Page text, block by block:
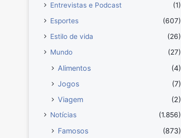
Entrevistas e Podcast
(1)
Esportes
(607)
Estilo de vida
(26)
Mundo
(27)
Alimentos
(4)
Jogos
(7)
Viagem
(2)
Notícias (1.856)
Famosos (873)